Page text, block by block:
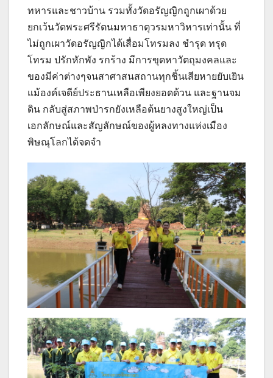
ทหารและชาวบ้าน รวมทั้งวัดอรัญญิกถูกเผาด้วย
ยกเว้นวัดพระศรีรัตนมหาธาตุวรมหาวิหารเท่านั้น ที่
ไม่ถูกเผาวัดอรัญญิกได้เสื่อมโทรมลง ชำรุด ทรุด
โทรม ปรักหักพัง รกร้าง มีการขุดหาวัตถุมงคลและ
ของมีค่าต่างๆจนสาศาสนสถานทุกชิ้นเสียหายยับเยิน
แม้องค์เจดีย์ประธานเหลือเพียงยอดด้วน และฐานจม
ดิน กลับสู่สภาพป่ารกยังเหลือต้นยางสูงใหญ่เป็น
เอกลักษณ์และสัญลักษณ์ของผู้หลงทางแห่งเมือง
พิษณุโลกได้จดจำ